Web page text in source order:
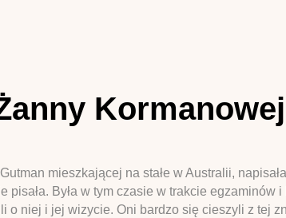
mieszkającej na stałe w Australii,
pisała. Była w tym czasie w trakcie egzaminów
o niej i jej wizycie. Oni bardzo się cieszyli z tej